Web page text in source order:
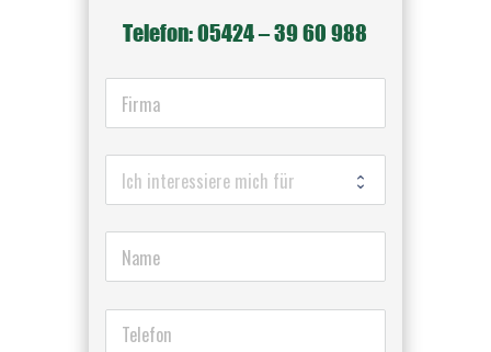
Telefon: 05424 – 39 60 988